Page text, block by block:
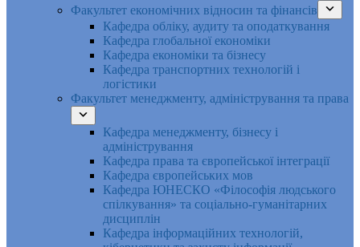
Факультет економічних відносин та фінансів
Кафедра обліку, аудиту та оподаткування
Кафедра глобальної економіки
Кафедра економіки та бізнесу
Кафедра транспортних технологій і
логістики
Факультет менеджменту, адміністрування та права
Кафедра менеджменту, бізнесу і
адміністрування
Кафедра права та європейської інтеграції
Кафедра європейських мов
Кафедра ЮНЕСКО «Філософія людського
спілкування» та соціально-гуманітарних
дисциплін
Кафедра інформаційних технологій,